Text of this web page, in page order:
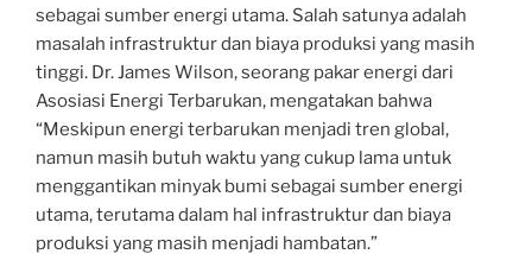
sebagai sumber energi utama. Salah satunya adalah
masalah infrastruktur dan biaya produksi yang masih
tinggi. Dr. James Wilson, seorang pakar energi dari
Asosiasi Energi Terbarukan, mengatakan bahwa
“Meskipun energi terbarukan menjadi tren global,
namun masih butuh waktu yang cukup lama untuk
menggantikan minyak bumi sebagai sumber energi
utama, terutama dalam hal infrastruktur dan biaya
produksi yang masih menjadi hambatan.”